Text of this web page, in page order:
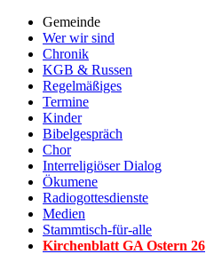
Gemeinde
Wer wir sind
Chronik
KGB & Russen
Regelmäßiges
Termine
Kinder
Bibelgespräch
Chor
Interreligiöser Dialog
Ökumene
Radiogottesdienste
Medien
Stammtisch-für-alle
Kirchenblatt GA Ostern 26